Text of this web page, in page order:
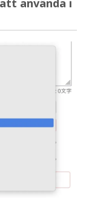
använda i